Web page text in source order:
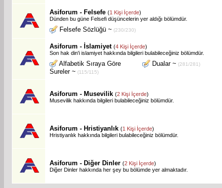
Asiforum - Felsefe (1 Kişi İçerde)
Dünden bu güne Felsefi düşüncelerin yer aldığı bölümdür.
Felsefe Sözlüğü ~ (230/230)
Asiforum - İslamiyet (4 Kişi İçerde)
Son hak din'i islamiyet hakkında bilgileri bulabileceğiniz bölümdür.
Alfabetik Sıraya Göre
Sureler ~ (115/115)
Dualar ~ (281/281)
Asiforum - Musevilik (2 Kişi İçerde)
Musevilik hakkında bilgileri bulabileceğiniz bölümdür.
Asiforum - Hristiyanlık (1 Kişi İçerde)
Hristiyanlık hakkında bilgileri bulabileceğiniz bölümdür.
Asiforum - Diğer Dinler (2 Kişi İçerde)
Diğer Dinler hakkında her şey bu bölümde yer almaktadır.